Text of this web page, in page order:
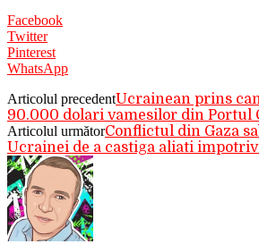
Facebook
Twitter
Pinterest
WhatsApp
Articolul precedentUcrainean prins
90.000 dolari vamesilor din Portul
Articolul următorConflictul din Gaza
Ucrainei de a castiga aliati